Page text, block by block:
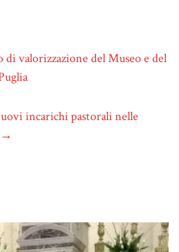
valorizzazione del Museo e del
incarichi pastorali nelle
→